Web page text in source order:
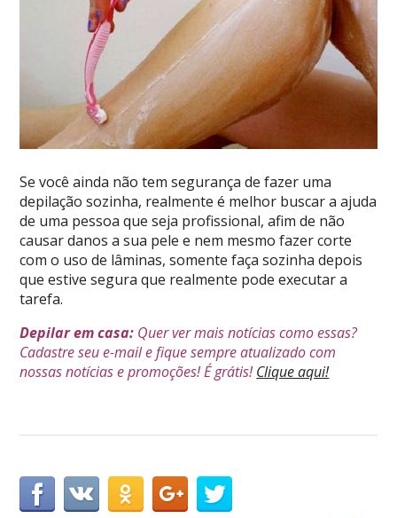
Se você ainda não tem segurança de fazer uma
depilação sozinha, realmente é melhor buscar a ajuda
de uma pessoa que seja profissional, afim de não
causar danos a sua pele e nem mesmo fazer corte
com o uso de lâminas, somente faça sozinha depois
que estive segura que realmente pode executar a
tarefa.
Depilar em casa: Quer ver mais notícias como essas?
Cadastre seu e-mail e fique sempre atualizado com
nossas notícias e promoções! É grátis!Clique aqui!